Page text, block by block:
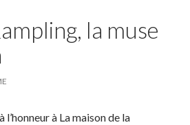
la muse
à La maison de la